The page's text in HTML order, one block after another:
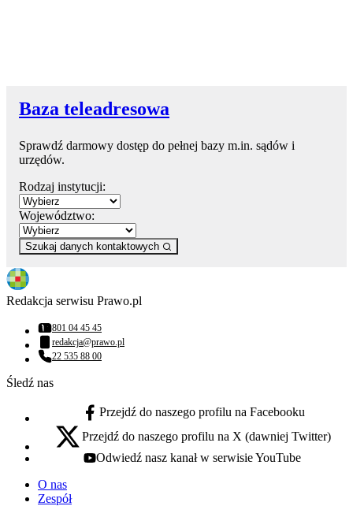
Baza teleadresowa
Sprawdź darmowy dostęp do pełnej bazy m.in. sądów i
urzędów.
Rodzaj instytucji:
Województwo:
Szukaj danych kontaktowych
Redakcja serwisu Prawo.pl
Numer telefonu:
801 04 45 45
Adres email:
redakcja@prawo.pl
Numer telefonu:
22 535 88 00
Śledź nas
facebook - otwiera się w nowej karcie
Przejdź do naszego profilu na Facebooku
x - otwiera się w nowej karcie
Przejdź do naszego profilu na X (dawniej Twitter)
youtube - otwiera się w nowej karcie
Odwiedź nasz kanał w serwisie YouTube
O nas
Zespół